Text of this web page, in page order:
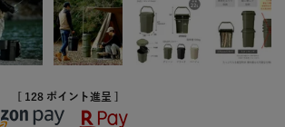
[ 128 ポイント進呈 ]